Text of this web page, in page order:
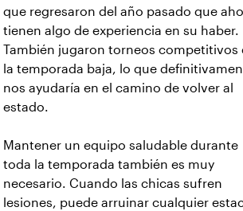
que regresaron del año pasado que
tienen algo de experiencia en su haber.
También jugaron torneos competitivos
la temporada baja, lo que
nos ayudaría en el camino de volver al
estado.
Mantener un equipo saludable durante
toda la temporada también es muy
necesario. Cuando las chicas sufren
lesiones, puede arruinar cualquier